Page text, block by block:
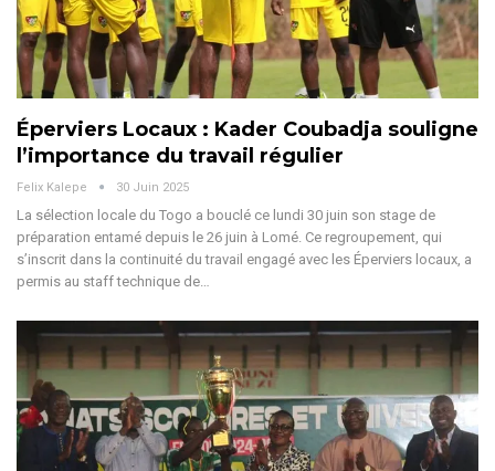
Éperviers Locaux : Kader Coubadja souligne
l’importance du travail régulier
Felix Kalepe 30 Juin 2025
La sélection locale du Togo a bouclé ce lundi 30 juin son stage de
préparation entamé depuis le 26 juin à Lomé. Ce regroupement, qui
s’inscrit dans la continuité du travail engagé avec les Éperviers locaux, a
permis au staff technique de…